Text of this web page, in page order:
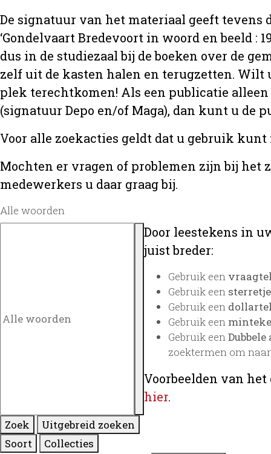
De signatuur van het materiaal geeft tevens
‘Gondelvaart Bredevoort in woord en beeld :
dus in de studiezaal bij de boeken over de
zelf uit de kasten halen en terugzetten. Wilt
plek terechtkomen! Als een publicatie
(signatuur Depo en/of Maga), dan kunt u de
Voor alle zoekacties geldt dat u gebruik
Mochten er vragen of problemen zijn bij het
medewerkers u daar graag bij.
Alle woorden
Door leestekens in
juist breder:
Gebruik een
Gebruik een
Gebruik een
Gebruik een
Gebruik een
zoektermen om
Voorbeelden van
hier.
Zoek
Uitgebreid zoeken
Soort
Collecties